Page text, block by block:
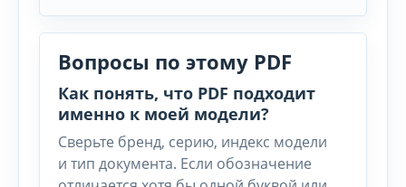
Вопросы по этому PDF
Как понять, что PDF подходит
именно к моей модели?
Сверьте бренд, серию, индекс модели
и тип документа. Если обозначение